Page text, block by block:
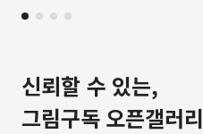
신뢰할 수 있는,
그림구독 오픈갤러리